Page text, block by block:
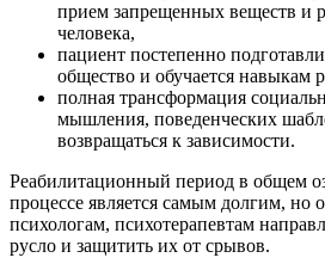
прием запрещенных веществ и
человека,
пациент постепенно
общество и обучается навыкам
полная трансформация
мышления, поведенческих
возвращаться к зависимости.
Реабилитационный период в общем
процессе является самым долгим, но
психологам, психотерапевтам
русло и защитить их от срывов.